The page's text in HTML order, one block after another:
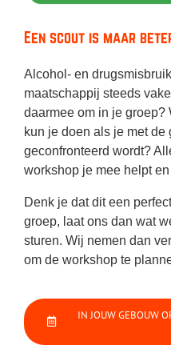
Een scout is maar
Alcohol- en
maatschappij steeds
daarmee om in je groep?
kun je doen als je met de
geconfronteerd wordt?
workshop je mee helpt
Denk je dat dit een
groep, laat ons dan wat
sturen. Wij nemen dan
om de workshop te
IN JOUW GEBOUW